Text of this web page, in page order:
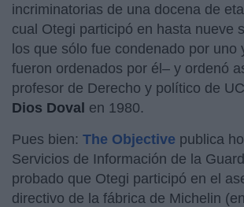
incriminatorias de una docena de
cual Otegi participó en hasta nueve
los que sólo fue condenado por uno
fueron ordenados por él– y ordenó
profesor de Derecho y político de
Dios Doval en 1980.
Pues bien: The Objective publica
Servicios de Información de la
probado que Otegi participó en el
directivo de la fábrica de Michelin